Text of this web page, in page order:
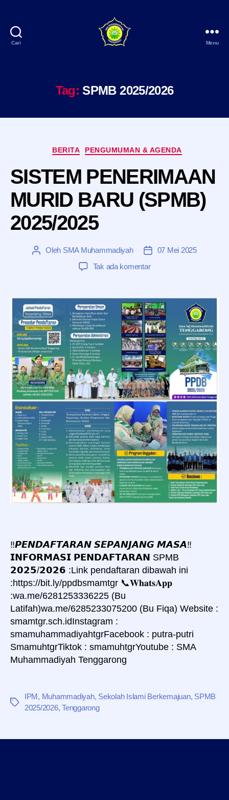
Cari Menu
Tag: SPMB 2025/2026
Kategori
BERITA PENGUMUMAN & AGENDA
SISTEM PENERIMAAN
MURID BARU (SPMB)
2025/2025
Penulis
Oleh SMA Muhammadiyah
Tanggal
07 Mei 2025
Tak ada komentarpada
MURID
BARU
(SPMB)
2025/2025
‼️𝙋𝙀𝙉𝘿𝘼𝙁𝙏𝘼𝙍𝘼𝙉 𝙎𝙀𝙋𝘼𝙉𝙅𝘼𝙉𝙂 𝙈𝘼𝙎𝘼‼️
𝗜𝗡𝗙𝗢𝗥𝗠𝗔𝗦𝗜 𝗣𝗘𝗡𝗗𝗔𝗙𝗧𝗔𝗥𝗔𝗡 SPMB
𝟮𝟬𝟮𝟱/𝟮𝟬𝟮𝟲 :Link pendaftaran dibawah ini
:https://bit.ly/ppdbsmamtgr 📞𝐖𝐡𝐚𝐭𝐬𝐀𝐩𝐩
:wa.me/6281253336225 (Bu
Latifah)wa.me/6285233075200 (Bu Fiqa) Website :
smamtgr.sch.idInstagram :
smamuhammadiyahtgrFacebook : putra-putri
SmamuhtgrTiktok : smamuhtgrYoutube : SMA
Muhammadiyah Tenggarong
Tag
IPM, Muhammadiyah, Sekolah Islami Berkemajuan, SPMB
2025/2026,Tenggarong